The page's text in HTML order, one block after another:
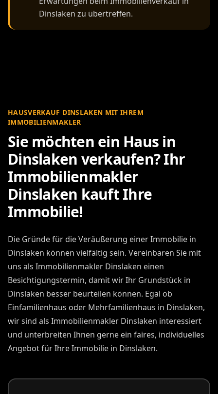
Dinslaken zu übertreffen.
HAUSVERKAUF DINSLAKEN MIT IHREM
IMMOBILIENMAKLER
Sie möchten ein Haus in
Dinslaken verkaufen? Ihr
Immobilienmakler
Dinslaken kauft Ihre
Immobilie!
Die Gründe für die Veräußerung einer Immobilie in
Dinslaken können vielfältig sein. Vereinbaren Sie mit
uns als Immobilienmakler Dinslaken einen
Besichtigungstermin, damit wir Ihr Grundstück in
Dinslaken besser beurteilen können. Egal ob
Einfamilienhaus oder Mehrfamilienhaus in Dinslaken,
wir sind als Immobilienmakler Dinslaken interessiert
und unterbreiten Ihnen gerne ein faires, individuelles
Angebot für Ihre Immobilie in Dinslaken.